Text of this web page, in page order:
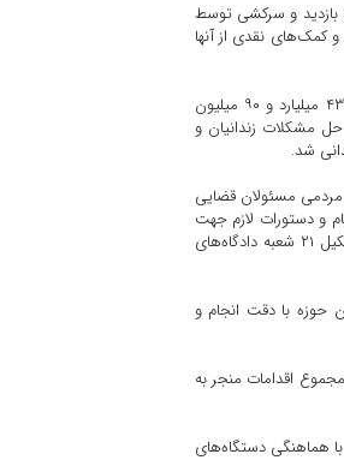
از خانواده‌های زندانیان نیز یکی از اولویت‌های دادگستری استان بوده که در سال ۱۴۰۳ تعداد ۴۹۳ مورد بازدید و سرکشی توسط
کمک‌های نقدی از آنها
مهر انگیز به اقدامات در راستای کاهش جمعیت کیفری اشاره داشت و گفت: در سال ۱۴۰۳ با جذب کمک‌های مختلف به میزان ۴۳ میلیارد و ۹۰ میلیون
مشکلات زندانیان و
ملاقات و دیدار‌های مردمی مسئولان قضایی
که در سال ۱۴۰۳ بیش از ۴۵ هزار مورد ملاقات انجام و دستورات لازم جهت
پیگیری و رفع مشکلات مردم صادر شد و نیز رفع تصرف بیش از هزار و ۸۱ هکتار از اراضی ملی و منابع طبیعی، راه‌اندازی و تشکیل ۲۱ شعبه دادگاه‌های
حوزه با دقت انجام و
اقدامات منجر به
هماهنگی دستگاه‌های